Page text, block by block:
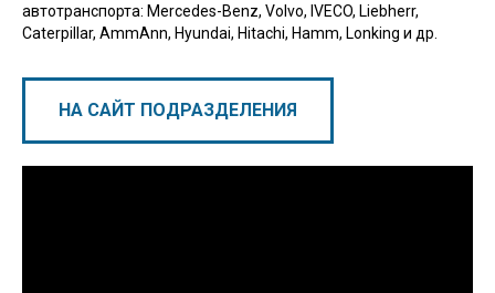
автотранспорта: Mercedes-Benz, Volvo, IVECO, Liebherr,
Caterpillar, AmmAnn, Hyundai, Hitachi, Hamm, Lonking и др.
НА САЙТ ПОДРАЗДЕЛЕНИЯ